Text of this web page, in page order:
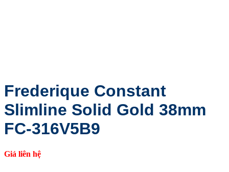
Frederique Constant
Slimline Solid Gold 38mm
FC-316V5B9
Giá liên hệ